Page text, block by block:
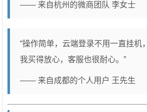
—— 来自杭州的微商团队 李女士
“操作简单，云端登录不用一直挂机
我买得放心，客服也很耐心。”
—— 来自成都的个人用户 王先生